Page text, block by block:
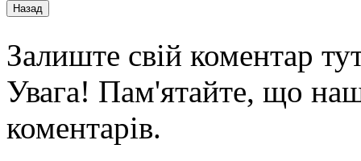
Залиште свій коментар
Увага! Пам'ятайте, що
коментарів.